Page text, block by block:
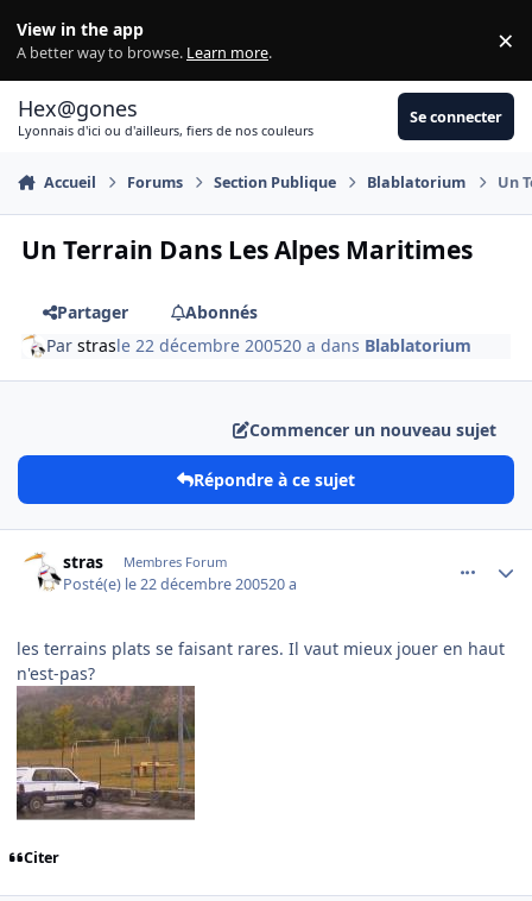
View in the app
A better way to browse. Learn more. ×
Hex@gones
Lyonnais d'ici ou d'ailleurs, fiers de nos couleurs
Se connecter
Accueil Forums Section Publique Blablatorium Un
Un Terrain Dans Les Alpes Maritimes
Partager
Abonnés
Parstrasle 22 décembre 200520 a dans Blablatorium
Commencer un nouveau sujet
Répondre à ce sujet
stras Membres Forum
Posté(e) le 22 décembre 200520 a
les terrains plats se faisant rares. Il vaut mieux jouer en haut
n'est-pas?
Citer